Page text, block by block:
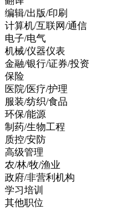
编辑/出版/印刷
计算机/互联网/通信
电子/电气
机械/仪器仪表
金融/银行/证券/投资
保险
医院/医疗/护理
服装/纺织/食品
环保/能源
制药/生物工程
质控/安防
高级管理
农/林/牧/渔业
政府/非营利机构
学习培训
其他职位